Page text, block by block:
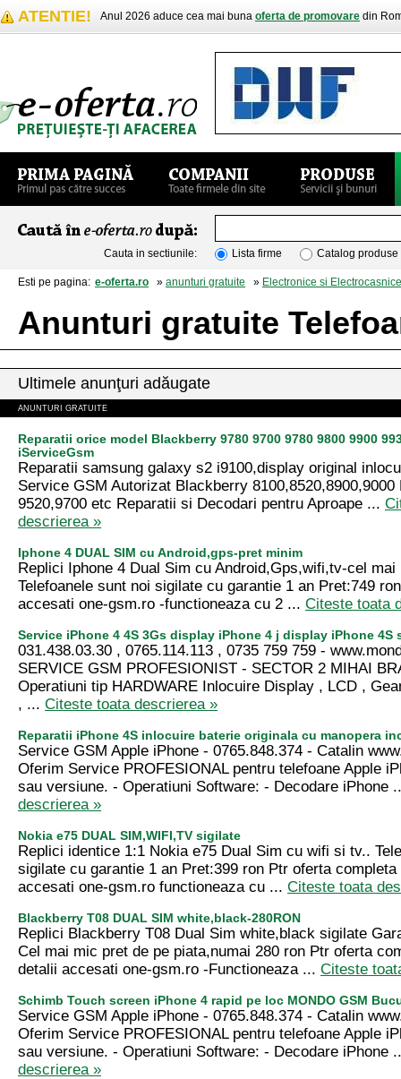
ATENTIE! Anul 2026 aduce cea mai buna oferta de promovare din
Cauta in sectiunile: Lista firme Catalog produse
Esti pe pagina: e-oferta.ro » anunturi gratuite » Electronice si Electrocasnice
Anunturi gratuite
Ultimele anunţuri adăugate
ANUNTURI GRATUITE
Reparatii orice model Blackberry 9780 9700 9780 9800 9900
iServiceGsm
Reparatii samsung galaxy s2 i9100,display original
Service GSM Autorizat Blackberry 8100,8520,8900,9000
9520,9700 etc Reparatii si Decodari pentru Aproape ...
descrierea »
Iphone 4 DUAL SIM cu Android,gps-pret minim
Replici Iphone 4 Dual Sim cu Android,Gps,wifi,tv-cel mai
Telefoanele sunt noi sigilate cu garantie 1 an Pret:749
accesati one-gsm.ro -functioneaza cu 2 ... Citeste toata
Service iPhone 4 4S 3Gs display iPhone 4 j display iPhone 4S
031.438.03.30 , 0765.114.113 , 0735 759 759 -
SERVICE GSM PROFESIONIST - SECTOR 2 MIHAI
Operatiuni tip HARDWARE Inlocuire Display , LCD ,
, ... Citeste toata descrierea »
Reparatii iPhone 4S inlocuire baterie originala cu manopera
Service GSM Apple iPhone - 0765.848.374 - Catalin
Oferim Service PROFESIONAL pentru telefoane Apple
sau versiune. - Operatiuni Software: - Decodare iPhone
descrierea »
Nokia e75 DUAL SIM,WIFI,TV sigilate
Replici identice 1:1 Nokia e75 Dual Sim cu wifi si tv..
sigilate cu garantie 1 an Pret:399 ron Ptr oferta
accesati one-gsm.ro functioneaza cu ... Citeste toata
Blackberry T08 DUAL SIM white,black-280RON
Replici Blackberry T08 Dual Sim white,black sigilate
Cel mai mic pret de pe piata,numai 280 ron Ptr oferta
detalii accesati one-gsm.ro -Functioneaza ... Citeste
Schimb Touch screen iPhone 4 rapid pe loc MONDO GSM
Service GSM Apple iPhone - 0765.848.374 - Catalin
Oferim Service PROFESIONAL pentru telefoane Apple
sau versiune. - Operatiuni Software: - Decodare iPhone
descrierea »